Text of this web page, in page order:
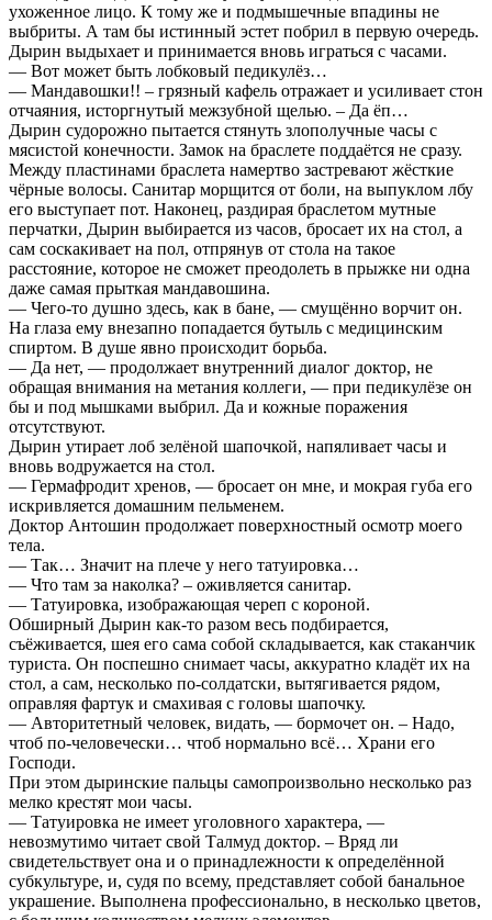
ухоженное лицо. К тому же и подмышечные впадины не
выбриты. А там бы истинный эстет побрил в первую очередь.
Дырин выдыхает и принимается вновь играться с часами.
— Вот может быть лобковый педикулёз…
— Мандавошки!! – грязный кафель отражает и усиливает стон
отчаяния, исторгнутый межзубной щелью. – Да ёп…
Дырин судорожно пытается стянуть злополучные часы с
мясистой конечности. Замок на браслете поддаётся не сразу.
Между пластинами браслета намертво застревают жёсткие
чёрные волосы. Санитар морщится от боли, на выпуклом лбу
его выступает пот. Наконец, раздирая браслетом мутные
перчатки, Дырин выбирается из часов, бросает их на стол, а
сам соскакивает на пол, отпрянув от стола на такое
расстояние, которое не сможет преодолеть в прыжке ни одна
даже самая прыткая мандавошина.
— Чего-то душно здесь, как в бане, — смущённо ворчит он.
На глаза ему внезапно попадается бутыль с медицинским
спиртом. В душе явно происходит борьба.
— Да нет, — продолжает внутренний диалог доктор, не
обращая внимания на метания коллеги, — при педикулёзе он
бы и под мышками выбрил. Да и кожные поражения
отсутствуют.
Дырин утирает лоб зелёной шапочкой, напяливает часы и
вновь водружается на стол.
— Гермафродит хренов, — бросает он мне, и мокрая губа его
искривляется домашним пельменем.
Доктор Антошин продолжает поверхностный осмотр моего
тела.
— Так… Значит на плече у него татуировка…
— Что там за наколка? – оживляется санитар.
— Татуировка, изображающая череп с короной.
Обширный Дырин как-то разом весь подбирается,
съёживается, шея его сама собой складывается, как стаканчик
туриста. Он поспешно снимает часы, аккуратно кладёт их на
стол, а сам, несколько по-солдатски, вытягивается рядом,
оправляя фартук и смахивая с головы шапочку.
— Авторитетный человек, видать, — бормочет он. – Надо,
чтоб по-человечески… чтоб нормально всё… Храни его
Господи.
При этом дыринские пальцы самопроизвольно несколько раз
мелко крестят мои часы.
— Татуировка не имеет уголовного характера, —
невозмутимо читает свой Талмуд доктор. – Вряд ли
свидетельствует она и о принадлежности к определённой
субкультуре, и, судя по всему, представляет собой банальное
украшение. Выполнена профессионально, в несколько цветов,